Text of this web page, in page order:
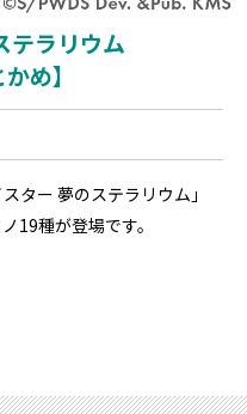
テラリウム
め】
ター 夢のステラリウム」
19種が登場です。